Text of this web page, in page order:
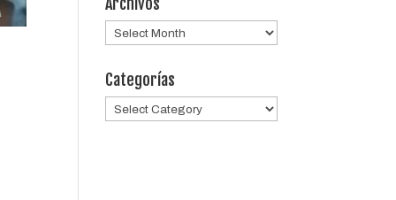
Archivos
Categorías
Categorías